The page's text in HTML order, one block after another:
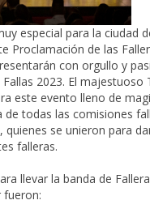
especial para la ciudad
Proclamación de las
con orgullo y
2023. El majestuoso
este evento lleno de
todas las comisiones
quienes se unieron para
falleras.
llevar la banda de Fallera
fueron: